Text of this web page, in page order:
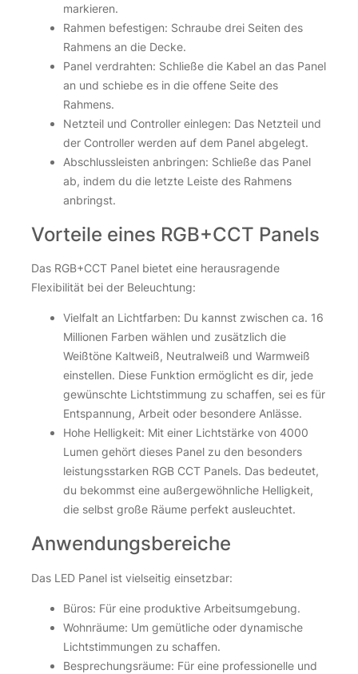
markieren.
Rahmen befestigen: Schraube drei Seiten des
Rahmens an die Decke.
Panel verdrahten: Schließe die Kabel an das Panel
an und schiebe es in die offene Seite des
Rahmens.
Netzteil und Controller einlegen: Das Netzteil und
der Controller werden auf dem Panel abgelegt.
Abschlussleisten anbringen: Schließe das Panel
ab, indem du die letzte Leiste des Rahmens
anbringst.
Vorteile eines RGB+CCT Panels
Das RGB+CCT Panel bietet eine herausragende
Flexibilität bei der Beleuchtung:
Vielfalt an Lichtfarben: Du kannst zwischen ca. 16
Millionen Farben wählen und zusätzlich die
Weißtöne Kaltweiß, Neutralweiß und Warmweiß
einstellen. Diese Funktion ermöglicht es dir, jede
gewünschte Lichtstimmung zu schaffen, sei es für
Entspannung, Arbeit oder besondere Anlässe.
Hohe Helligkeit: Mit einer Lichtstärke von 4000
Lumen gehört dieses Panel zu den besonders
leistungsstarken RGB CCT Panels. Das bedeutet,
du bekommst eine außergewöhnliche Helligkeit,
die selbst große Räume perfekt ausleuchtet.
Anwendungsbereiche
Das LED Panel ist vielseitig einsetzbar:
Büros: Für eine produktive Arbeitsumgebung.
Wohnräume: Um gemütliche oder dynamische
Lichtstimmungen zu schaffen.
Besprechungsräume: Für eine professionelle und